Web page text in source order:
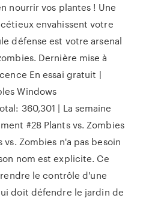
nourrir vos plantes ! Une
envahissent votre
défense est votre arsenal
Dernière mise à
En essai gratuit |
Windows
360,301 | La semaine
#28 Plants vs. Zombies
vs. Zombies n'a pas besoin
nom est explicite. Ce
le contrôle d'une
doit défendre le jardin de